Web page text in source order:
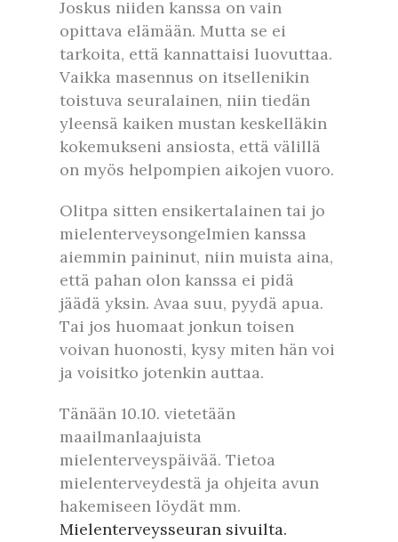
Joskus niiden kanssa on vain
opittava elämään. Mutta se ei
tarkoita, että kannattaisi luovuttaa.
Vaikka masennus on itsellenikin
toistuva seuralainen, niin tiedän
yleensä kaiken mustan keskelläkin
kokemukseni ansiosta, että välillä
on myös helpompien aikojen vuoro.
Olitpa sitten ensikertalainen tai jo
mielenterveysongelmien kanssa
aiemmin paininut, niin muista aina,
että pahan olon kanssa ei pidä
jäädä yksin. Avaa suu, pyydä apua.
Tai jos huomaat jonkun toisen
voivan huonosti, kysy miten hän voi
ja voisitko jotenkin auttaa.
Tänään 10.10. vietetään
maailmanlaajuista
mielenterveyspäivää. Tietoa
mielenterveydestä ja ohjeita avun
hakemiseen löydät mm.
Mielenterveysseuran sivuilta.